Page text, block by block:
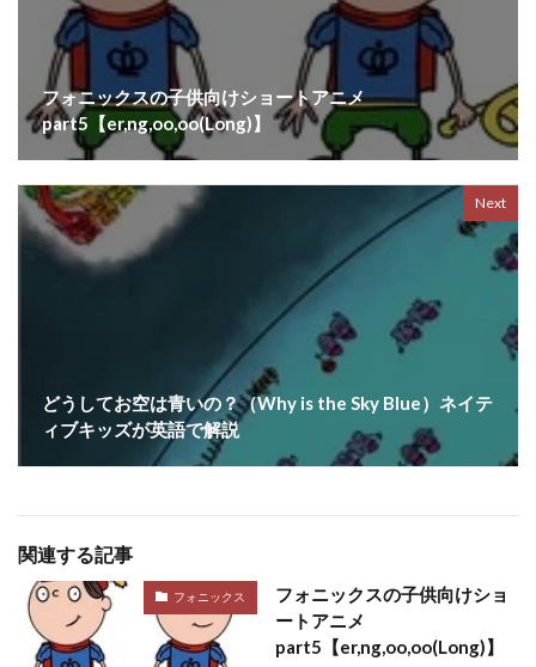
フォニックスの子供向けショートアニメ
part5【er,ng,oo,oo(Long)】
Next
どうしてお空は青いの？（Why is the Sky Blue）ネイテ
ィブキッズが英語で解説
関連する記事
フォニックス
フォニックスの子供向けショ
ートアニメ
part5【er,ng,oo,oo(Long)】